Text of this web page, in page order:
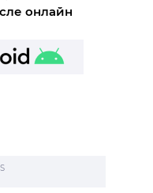
онлайн